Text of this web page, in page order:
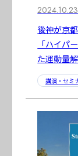
2024.10.23
後神が京
「ハイパ
た運動量
講演・セミ